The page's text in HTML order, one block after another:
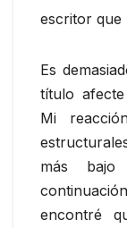
escritor que
Es
título
Mi
más
encontré